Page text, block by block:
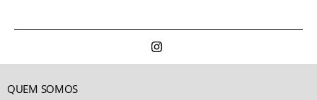
QUEM SOMOS